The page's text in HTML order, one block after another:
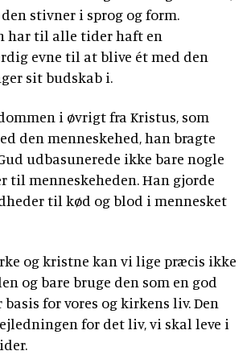
stivner i sprog og form.
har til alle tider haft en
evne til at blive ét med den
sit budskab i.
i øvrigt fra Kristus, som
den menneskehed, han bragte
udbasunerede ikke bare nogle
til menneskeheden. Han gjorde
til kød og blod i mennesket
og kristne kan vi lige præcis ikke
og bare bruge den som en god
basis for vores og kirkens liv. Den
for det liv, vi skal leve i